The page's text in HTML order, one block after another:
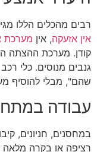
רבים מהכלים הללו
אין אזעקה, אין מערכת
קודן. מערכת ההצתה
גנבים מנוסים. כלי
שהם", מבלי להוסיף
עבודה
במחסנים, חניונים,
רציפה או בקרה מלאה